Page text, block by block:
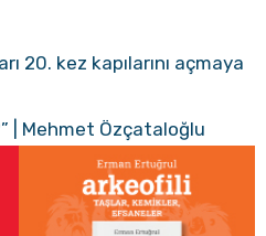
20. kez kapılarını açmaya
| Mehmet Özçataloğlu